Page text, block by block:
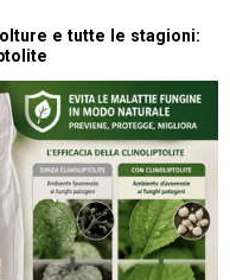
e tutte le stagioni: